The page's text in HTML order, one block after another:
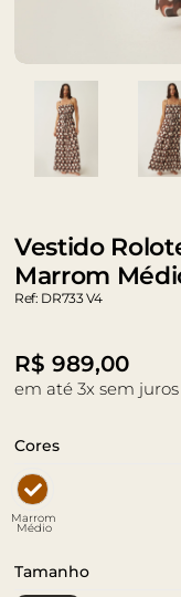
Vestido
Marrom
Ref: DR733 V4
R$ 989,00
em até 3x sem juros
Cores
Marrom
Médio
Tamanho